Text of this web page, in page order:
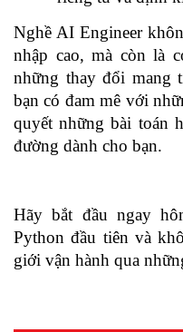
Nghề AI Engineer
nhập cao, mà còn là
những thay đổi mang
bạn có đam mê với
quyết những bài toán
đường dành cho bạn.
Hãy bắt đầu ngay
Python đầu tiên và
giới vận hành qua